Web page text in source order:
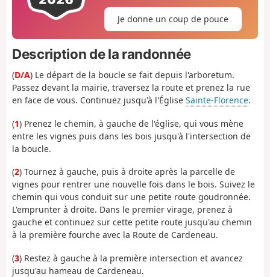
Je donne un coup de pouce
Description de la randonnée
(D/A) Le départ de la boucle se fait depuis l'arboretum.
Passez devant la mairie, traversez la route et prenez la rue
en face de vous. Continuez jusqu'à l'Église Sainte-Florence.
(1) Prenez le chemin, à gauche de l'église, qui vous mène
entre les vignes puis dans les bois jusqu'à l'intersection de
la boucle.
(2) Tournez à gauche, puis à droite après la parcelle de
vignes pour rentrer une nouvelle fois dans le bois. Suivez le
chemin qui vous conduit sur une petite route goudronnée.
L'emprunter à droite. Dans le premier virage, prenez à
gauche et continuez sur cette petite route jusqu'au chemin
à la première fourche avec la Route de Cardeneau.
(3) Restez à gauche à la première intersection et avancez
jusqu'au hameau de Cardeneau.